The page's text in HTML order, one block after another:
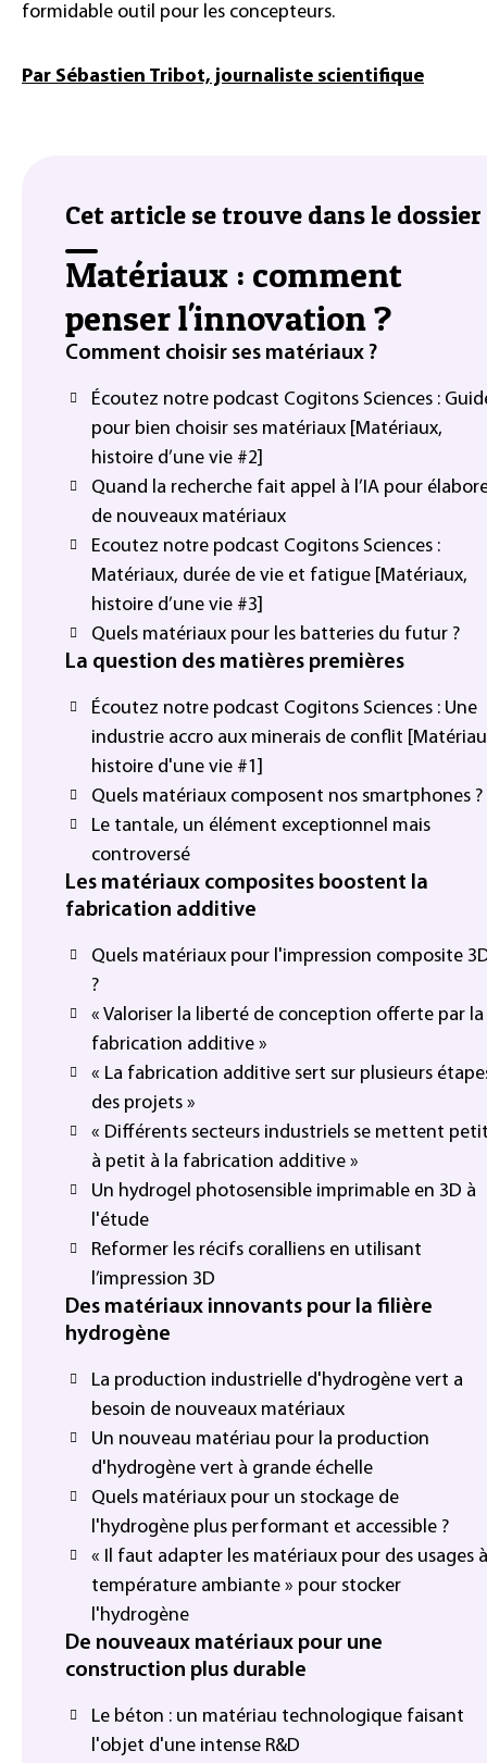
formidable outil pour les concepteurs.
Par Sébastien Tribot, journaliste scientifique
Cet article se trouve dans le dossier
Matériaux : comment
penser l'innovation ?
Comment choisir ses matériaux ?
Écoutez notre podcast Cogitons Sciences :
pour bien choisir ses matériaux [Matériaux,
histoire d’une vie #2]
Quand la recherche fait appel à l’IA pour
de nouveaux matériaux
Ecoutez notre podcast Cogitons Sciences :
Matériaux, durée de vie et fatigue [Matériaux,
histoire d’une vie #3]
Quels matériaux pour les batteries du futur ?
La question des matières premières
Écoutez notre podcast Cogitons Sciences : Une
industrie accro aux minerais de conflit
histoire d'une vie #1]
Quels matériaux composent nos smartphones ?
Le tantale, un élément exceptionnel mais
controversé
Les matériaux composites boostent la
fabrication additive
Quels matériaux pour l'impression composite
?
« Valoriser la liberté de conception offerte par la
fabrication additive »
« La fabrication additive sert sur plusieurs
des projets »
« Différents secteurs industriels se mettent
à petit à la fabrication additive »
Un hydrogel photosensible imprimable en 3D à
l'étude
Reformer les récifs coralliens en utilisant
l’impression 3D
Des matériaux innovants pour la filière
hydrogène
La production industrielle d'hydrogène vert a
besoin de nouveaux matériaux
Un nouveau matériau pour la production
d'hydrogène vert à grande échelle
Quels matériaux pour un stockage de
l'hydrogène plus performant et accessible ?
« Il faut adapter les matériaux pour des usages à
température ambiante » pour stocker
l'hydrogène
De nouveaux matériaux pour une
construction plus durable
Le béton : un matériau technologique faisant
l'objet d'une intense R&D